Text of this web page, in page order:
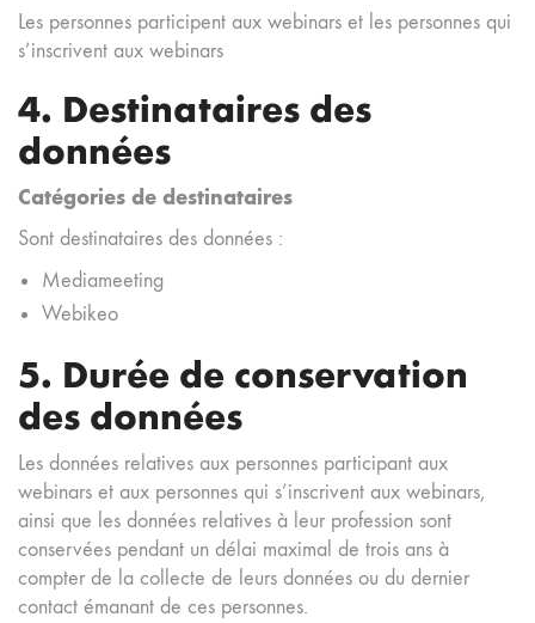
Les personnes participent aux webinars et les personnes qui
s’inscrivent aux webinars
4. Destinataires des
données
Catégories de destinataires
Sont destinataires des données :
Mediameeting
Webikeo
5. Durée de conservation
des données
Les données relatives aux personnes participant aux
webinars et aux personnes qui s’inscrivent aux webinars,
ainsi que les données relatives à leur profession sont
conservées pendant un délai maximal de trois ans à
compter de la collecte de leurs données ou du dernier
contact émanant de ces personnes.